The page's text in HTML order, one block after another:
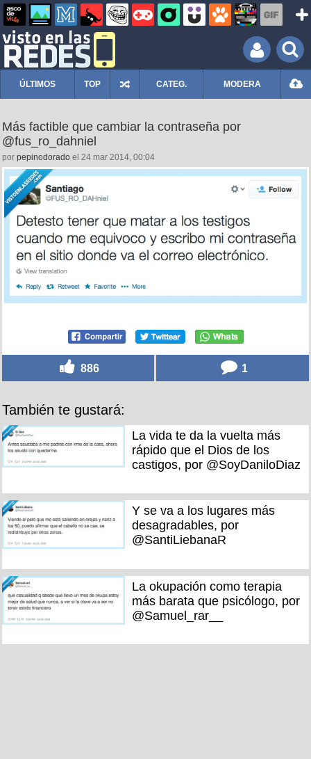
ÚLTIMOS TOP CATEG. MODERA
Más factible que cambiar la contraseña por
@fus_ro_dahniel
por pepinodorado el 24 mar 2014, 00:04
886 1
También te gustará:
La vida te da la vuelta más
rápido que el Dios de los
castigos, por @SoyDaniloDiaz
Y se va a los lugares más
desagradables, por
@SantiLiebanaR
La okupación como terapia
más barata que psicólogo, por
@Samuel_rar__